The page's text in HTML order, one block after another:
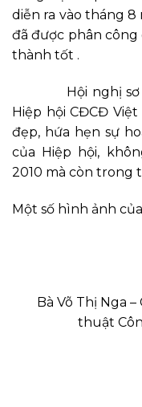
diễn ra vào tháng 8
đã được phân công
thành tốt .
Hội nghị sơ kết
Hiệp hội CĐCĐ
đẹp, hứa hẹn sự
của Hiệp hội,
2010 mà còn trong
Một số hình ảnh
Bà Võ Thị Nga
thuật